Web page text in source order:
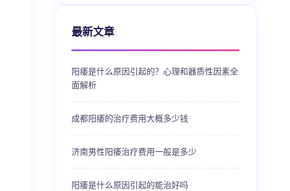
最新文章
阳痿是什么原因引起的？心理和器质性因素全
面解析
成都阳痿的治疗费用大概多少钱
济南男性阳痿治疗费用一般是多少
阳痿是什么原因引起的能治好吗